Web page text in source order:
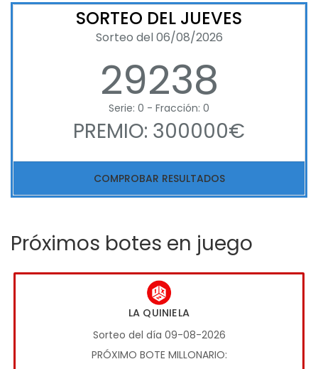
SORTEO DEL JUEVES
Sorteo del 06/08/2026
29238
Serie: 0 - Fracción: 0
PREMIO: 300000€
COMPROBAR RESULTADOS
Próximos botes en juego
LA QUINIELA
Sorteo del día 09-08-2026
PRÓXIMO BOTE MILLONARIO: